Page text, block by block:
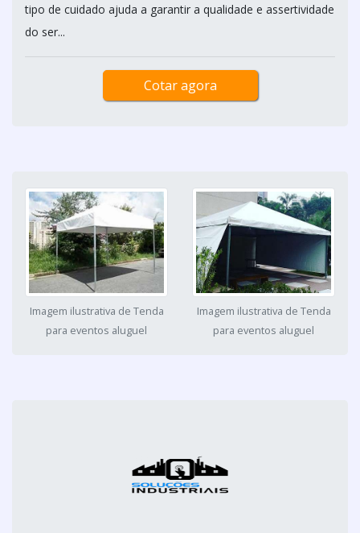
tipo de cuidado ajuda a garantir a qualidade e assertividade
do ser...
Cotar agora
Imagem ilustrativa de Tenda
para eventos aluguel
Imagem ilustrativa de Tenda
para eventos aluguel